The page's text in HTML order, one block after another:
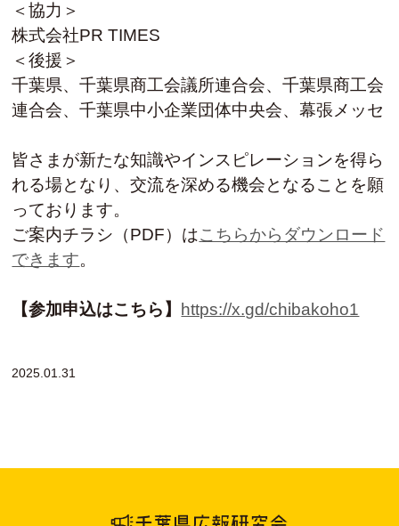
＜協力＞
株式会社PR TIMES
＜後援＞
千葉県、千葉県商工会議所連合会、千葉県商工会
連合会、千葉県中小企業団体中央会、幕張メッセ
皆さまが新たな知識やインスピレーションを得ら
れる場となり、交流を深める機会となることを願
っております。
ご案内チラシ（PDF）はこちらからダウンロード
できます。
【参加申込はこちら】 https://x.gd/chibakoho1
2025.01.31